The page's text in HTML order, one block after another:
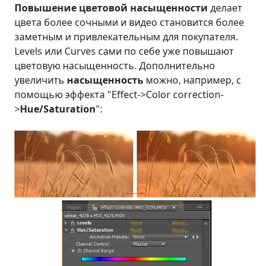
Повышение цветовой насыщенности делает
цвета более сочными и видео становится более
заметным и привлекательным для покупателя.
Levels или Curves сами по себе уже повышают
цветовую насыщенность. Дополнительно
увеличить насыщенность можно, например, с
помощью эффекта "Effect->Color correction-
>Hue/Saturation":